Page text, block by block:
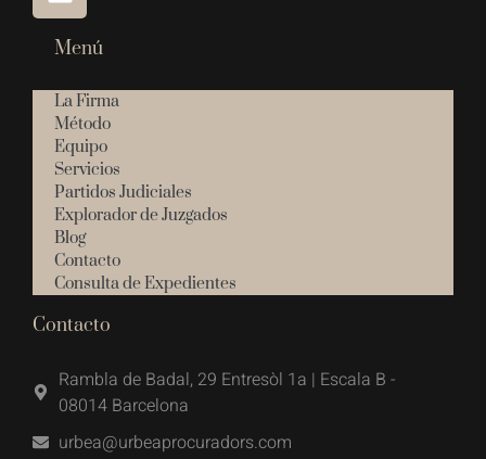
Menú
La Firma
Método
Equipo
Servicios
Partidos Judiciales
Explorador de Juzgados
Blog
Contacto
Consulta de Expedientes
Contacto
Rambla de Badal, 29 Entresòl 1a | Escala B -
08014 Barcelona
urbea@urbeaprocuradors.com